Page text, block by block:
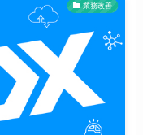
業務改善